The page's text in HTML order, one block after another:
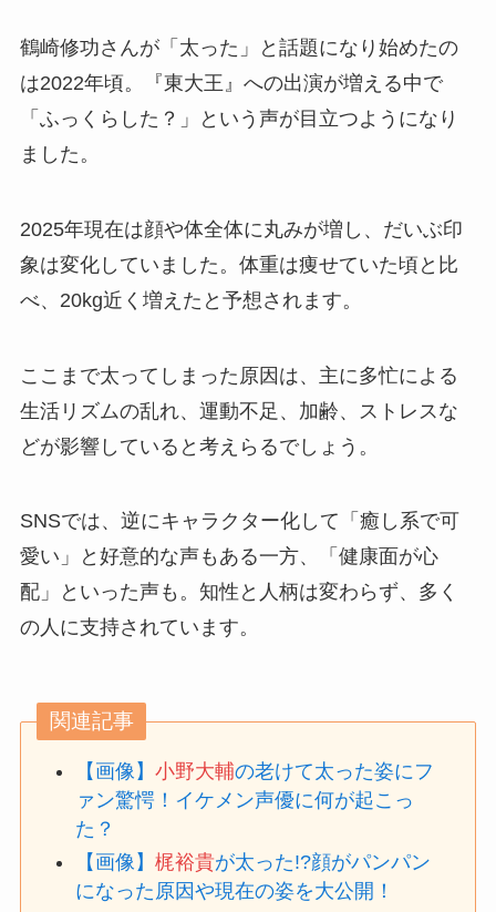
鶴崎修功さんが「太った」と話題になり始めたの
は2022年頃。『東大王』への出演が増える中で
「ふっくらした？」という声が目立つようになり
ました。
2025年現在は顔や体全体に丸みが増し、だいぶ印
象は変化していました。体重は痩せていた頃と比
べ、20kg近く増えたと予想されます。
ここまで太ってしまった原因は、主に多忙による
生活リズムの乱れ、運動不足、加齢、ストレスな
どが影響していると考えらるでしょう。
SNSでは、逆にキャラクター化して「癒し系で可
愛い」と好意的な声もある一方、「健康面が心
配」といった声も。知性と人柄は変わらず、多く
の人に支持されています。
関連記事
【画像】小野大輔の老けて太った姿にフ
ァン驚愕！イケメン声優に何が起こっ
た？
【画像】梶裕貴が太った!?顔がパンパン
になった原因や現在の姿を大公開！